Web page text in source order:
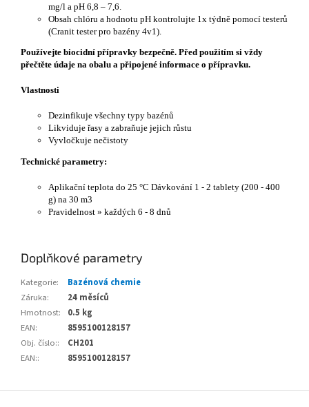
mg/l a pH 6,8 – 7,6.
Obsah chlóru a hodnotu pH kontrolujte 1x týdně pomocí testerů
(Cranit tester pro bazény 4v1).
Používejte biocidní přípravky bezpečně. Před použitím si vždy
přečtěte údaje na obalu a připojené informace o přípravku.
Vlastnosti
Dezinfikuje všechny typy bazénů
Likviduje řasy a zabraňuje jejich růstu
Vyvločkuje nečistoty
Technické parametry:
Aplikační teplota do 25 °C Dávkování 1 - 2 tablety (200 - 400
g) na 30 m3
Pravidelnost » každých 6 - 8 dnů
Doplňkové parametry
Kategorie:
Bazénová chemie
Záruka:
24 měsíců
Hmotnost:
0.5 kg
EAN:
8595100128157
Obj. číslo::
CH201
EAN:: 8595100128157